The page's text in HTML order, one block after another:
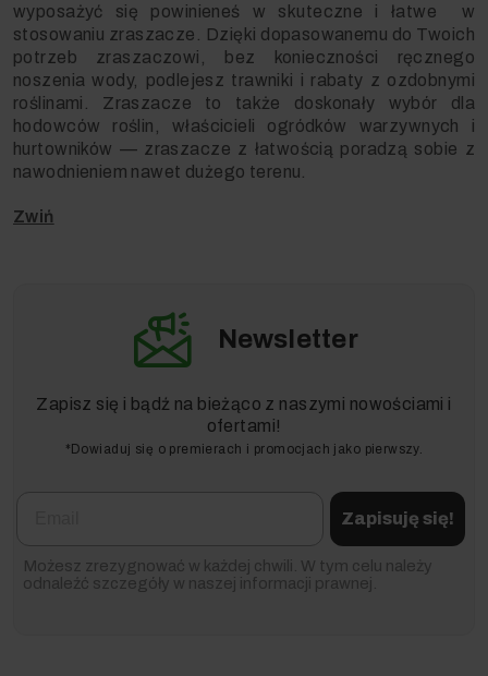
wyposażyć się powinieneś w skuteczne i łatwe w
stosowaniu zraszacze. Dzięki dopasowanemu do Twoich
potrzeb zraszaczowi, bez konieczności ręcznego
noszenia wody, podlejesz trawniki i rabaty z ozdobnymi
roślinami. Zraszacze to także doskonały wybór dla
hodowców roślin, właścicieli ogródków warzywnych i
hurtowników — zraszacze z łatwością poradzą sobie z
nawodnieniem nawet dużego terenu.
Newsletter
Zapisz się i bądź na bieżąco z naszymi nowościami i
ofertami!
*Dowiaduj się o premierach i promocjach jako pierwszy.
Zapisuję się!
Możesz zrezygnować w każdej chwili. W tym celu należy
odnaleźć szczegóły w naszej informacji prawnej.